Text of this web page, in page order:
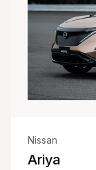
Nissan
Ariya